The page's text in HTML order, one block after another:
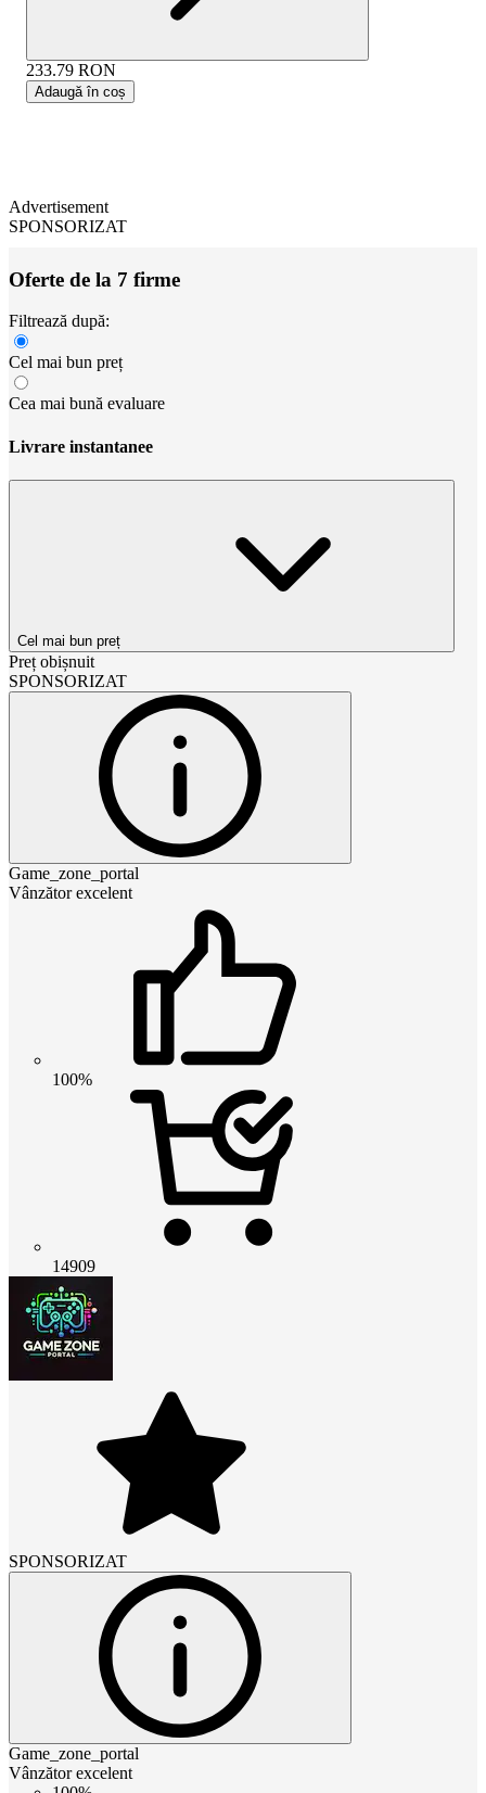
233.79 RON
Adaugă în coș
Advertisement
SPONSORIZAT
Oferte de la 7 firme
Filtrează după:
Cel mai bun preț
Cea mai bună evaluare
Livrare instantanee
Cel mai bun preț
Preț obișnuit
SPONSORIZAT
Game_zone_portal
Vânzător excelent
100%
14909
SPONSORIZAT
Game_zone_portal
Vânzător excelent